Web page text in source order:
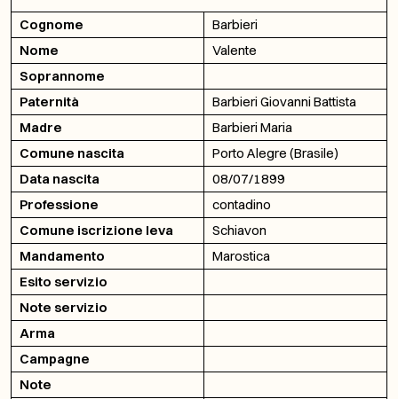
Cognome
Barbieri
Nome
Valente
Soprannome
Paternità
Barbieri Giovanni Battista
Madre
Barbieri Maria
Comune nascita
Porto Alegre (Brasile)
Data nascita
08/07/1899
Professione
contadino
Comune iscrizione leva
Schiavon
Mandamento
Marostica
Esito servizio
Note servizio
Arma
Campagne
Note